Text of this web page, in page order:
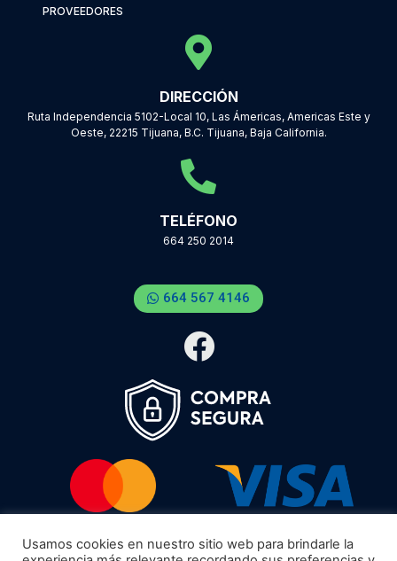
PROVEEDORES
DIRECCIÓN
Ruta Independencia 5102-Local 10, Las Ámericas, Americas Este y
Oeste, 22215 Tijuana, B.C. Tijuana, Baja California.
TELÉFONO
664 250 2014
664 567 4146
Usamos cookies en nuestro sitio web para brindarle la